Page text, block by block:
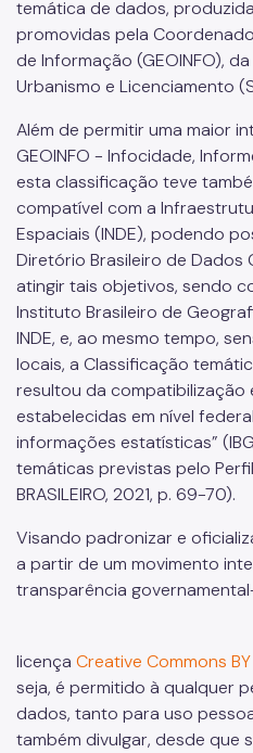
Saneamento
Desenvolvimento humano e
Indicador de Vulnerabilidade
Indicador de
Outros
Subprefeitura (mapas)
temática de dados,
promovidas pela
de Informação (GEOINFO),
Urbanismo e Licenciamento
Além de permitir uma maior
GEOINFO - Infocidade,
esta classificação teve
compatível com a
Espaciais (INDE), podendo
Diretório Brasileiro de Dados
atingir tais objetivos, sendo
Instituto Brasileiro de
INDE, e, ao mesmo tempo,
locais, a Classificação
resultou da compatibilização
estabelecidas em nível
informações estatísticas”
temáticas previstas pelo Perfil
BRASILEIRO, 2021, p. 69-70).
Visando padronizar e
a partir de um movimento
transparência
licença Creative Commons
seja, é permitido à qualquer
dados, tanto para uso
também divulgar, desde que